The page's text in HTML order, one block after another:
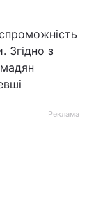
Згідно з
Реклама